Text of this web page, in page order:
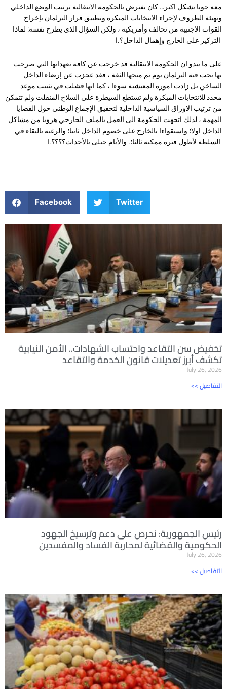
معه جويا بشكل اكبر… كان يفترض بالحكومة الانتقالية ترتيب الوضع الداخلي
وتهيئة الظروف لإجراء الانتخابات المبكرة وتطبيق قرار البرلمان بإخراج
القوات الاجنبية من تحالف وأمريكية ، ولكن السؤال الذي يطرح نفسه: لماذا
على ما يبدو ان الحكومة الانتقالية قد خرجت عن كافة تعهداتها التي صرحت
بها تحت قبة البرلمان يوم تم منحها الثقة ، فقد عجزت عن إرضاء الداخل
الساخن بل زادت اموره المعيشية سوءا ، كما انها فشلت في تثبيت موعد
محدد للانتخابات المبكرة ولم تستطع السيطرة على السلاح المنفلت ولم تتمكن
من ترتيب الاوراق السياسية الداخلية لتحقيق الإجماع الوطني حول القضايا
المهمة ، لذلك اتجهت الحكومة الى العمل بالملف الخارجي هروبا من مشاكل
الداخل اولا؛ واستقواءا بالخارج على خصوم الداخل ثانيا؛ والرغبة بالبقاء في
Facebook Twitter
تخفيض سن التقاعد واحتساب الشهادات.. الأمن النيابية
تكشف أبرز تعديلات قانون الخدمة والتقاعد
July 26, 2026
<< التفاصيل
رئيس الجمهورية: نحرص على دعم وترسيخ الجهود
الحكومية والقضائية لمحاربة الفساد والمفسدين
July 26, 2026
<< التفاصيل